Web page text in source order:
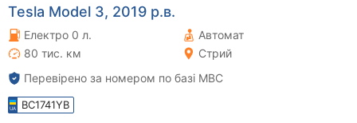
Tesla Model 3, 2019 р.в.
Електро 0 л.
Автомат
80 тис. км
Стрий
Перевірено за номером по базі МВС
BC1741YB